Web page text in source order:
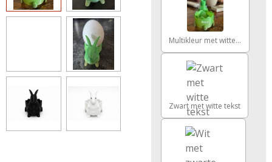
Multikleur met witte tekst
Zwart met witte tekst